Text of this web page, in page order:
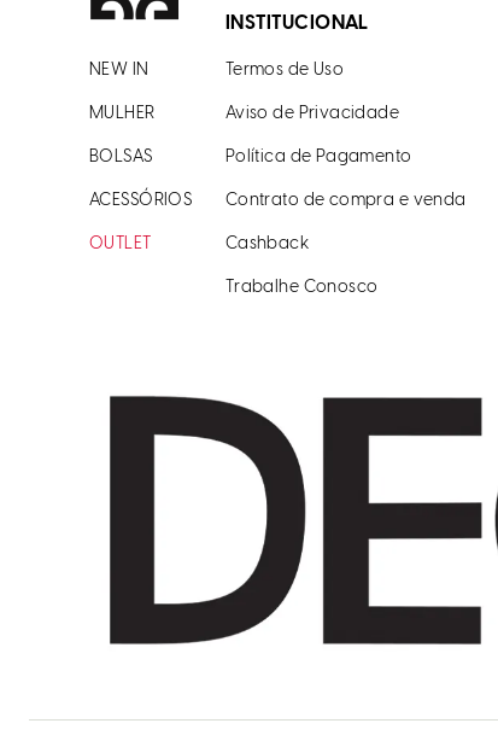
NEW IN
MULHER
BOLSAS
ACESSÓRIOS
OUTLET
INSTITUCIONAL
Termos de Uso
Aviso de Privacidade
Política de Pagamento
Contrato de compra e venda
Cashback
Trabalhe Conosco